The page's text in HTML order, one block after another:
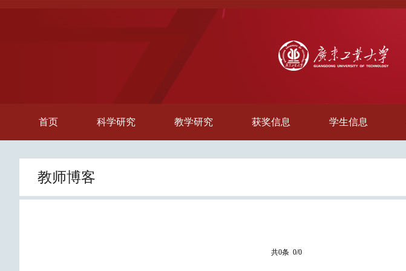
首页 科学研究 教学研究 获奖信息 学生信息
教师博客
共0条 0/0